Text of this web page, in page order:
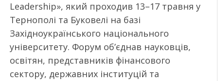
Leadership», який проходив 13–17 травня у
Тернополі та Буковелі на базі
Західноукраїнського національного
університету. Форум об’єднав науковців,
освітян, представників фінансового
сектору, державних інституцій та